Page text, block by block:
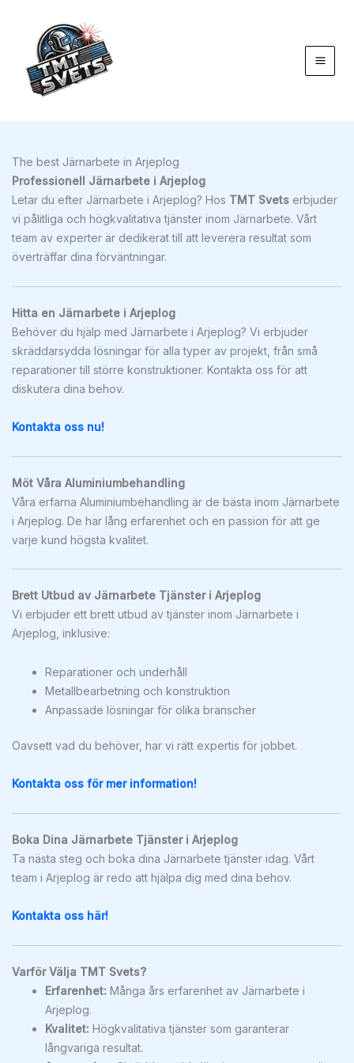
innehåll
The best Järnarbete in Arjeplog
Professionell Järnarbete i Arjeplog
Letar du efter Järnarbete i Arjeplog? Hos TMT Svets erbjuder
vi pålitliga och högkvalitativa tjänster inom Järnarbete. Vårt
team av experter är dedikerat till att leverera resultat som
överträffar dina förväntningar.
Hitta en Järnarbete i Arjeplog
Behöver du hjälp med Järnarbete i Arjeplog? Vi erbjuder
skräddarsydda lösningar för alla typer av projekt, från små
reparationer till större konstruktioner. Kontakta oss för att
diskutera dina behov.
Kontakta oss nu!
Möt Våra Aluminiumbehandling
Våra erfarna Aluminiumbehandling är de bästa inom Järnarbete
i Arjeplog. De har lång erfarenhet och en passion för att ge
varje kund högsta kvalitet.
Brett Utbud av Järnarbete Tjänster i Arjeplog
Vi erbjuder ett brett utbud av tjänster inom Järnarbete i
Arjeplog, inklusive:
Reparationer och underhåll
Metallbearbetning och konstruktion
Anpassade lösningar för olika branscher
Oavsett vad du behöver, har vi rätt expertis för jobbet.
Kontakta oss för mer information!
Boka Dina Järnarbete Tjänster i Arjeplog
Ta nästa steg och boka dina Järnarbete tjänster idag. Vårt
team i Arjeplog är redo att hjälpa dig med dina behov.
Kontakta oss här!
Varför Välja TMT Svets?
Erfarenhet: Många års erfarenhet av Järnarbete i
Arjeplog.
Kvalitet: Högkvalitativa tjänster som garanterar
långvariga resultat.